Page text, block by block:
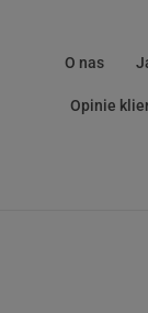
O nas
Opinie